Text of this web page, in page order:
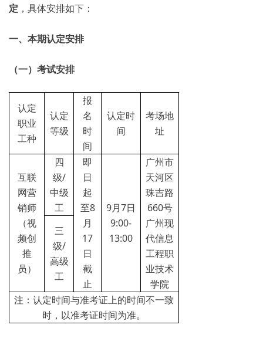
定 ，具体安排如下：
一、本期认定安排
（一）考试安排
认定
职业
工种
认定
等级
报
名
时
间
认定时
间
考场地
址
互联
网营
销师
（视
频创
推
员）
四
级/
中级
工
即
日
起
至8
月
17
日
截
止
9月7日
9:00-
13:00
广州市
天河区
珠吉路
660号
广州现
代信息
工程职
业技术
学院
三
级/
高级
工
注：认定时间与准考证上的时间不一致
时，以准考证时间为准。